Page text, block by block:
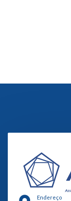
Endereço